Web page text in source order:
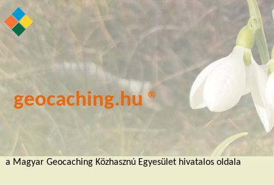
geocaching.hu ®
a Magyar Geocaching Közhasznú Egyesület hivatalos oldala